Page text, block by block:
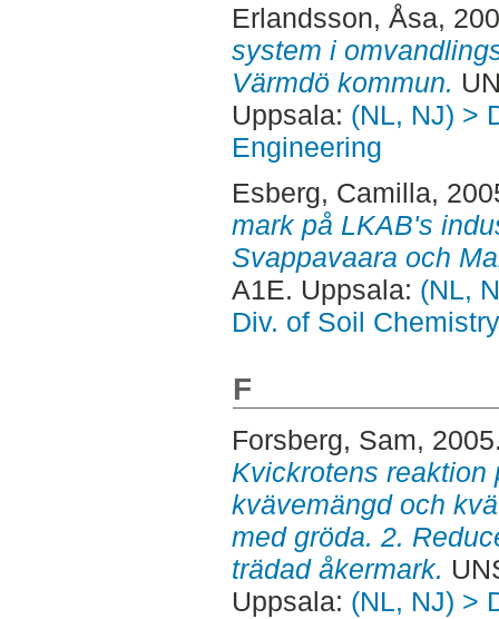
Erlandsson, Åsa,
system i
Värmdö kommun.
Uppsala: (NL, NJ) >
Engineering
Esberg, Camilla,
mark på LKAB's
Svappavaara och
A1E. Uppsala: (NL,
Div. of Soil
F
Forsberg, Sam,
Kvickrotens reaktion
kvävemängd och
med gröda. 2.
trädad åkermark.
Uppsala: (NL, NJ) >